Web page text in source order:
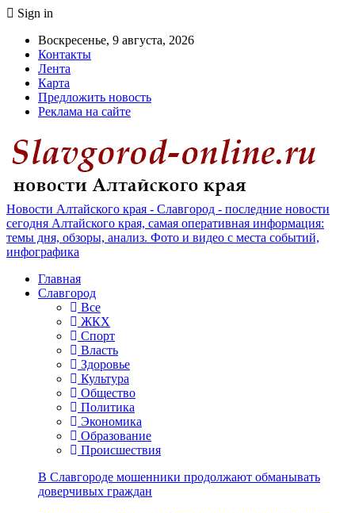
Sign in
Воскресенье, 9 августа, 2026
Контакты
Лента
Карта
Предложить новость
Реклама на сайте
Новости Алтайского края - Славгород - последние новости
сегодня Алтайского края, самая оперативная информация:
темы дня, обзоры, анализ. Фото и видео с места событий,
инфографика
Главная
Славгород
Все
ЖКХ
Спорт
Власть
Здоровье
Культура
Общество
Политика
Экономика
Образование
Происшествия
В Славгороде мошенники продолжают обманывать
доверчивых граждан